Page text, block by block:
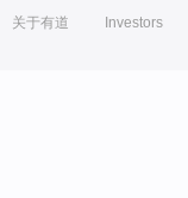
关于有道 Investors